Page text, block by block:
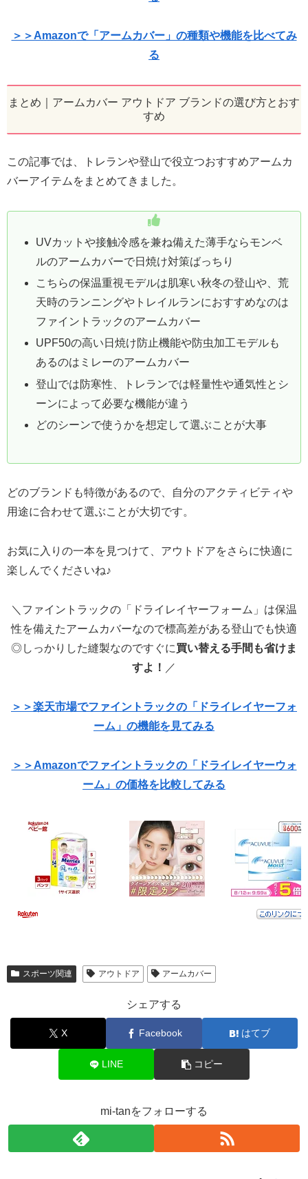
＞＞Amazonで「アームカバー」の種類や機能を比べてみ
る
まとめ｜アームカバー アウトドア ブランドの選び方とおす
すめ
この記事では、トレランや登山で役立つおすすめアームカ
バーアイテムをまとめてきました。
UVカットや接触冷感を兼ね備えた薄手ならモンベ
ルのアームカバーで日焼け対策ばっちり
こちらの保温重視モデルは肌寒い秋冬の登山や、荒
天時のランニングやトレイルランにおすすめなのは
ファイントラックのアームカバー
UPF50の高い日焼け防止機能や防虫加工モデルも
あるのはミレーのアームカバー
登山では防寒性、トレランでは軽量性や通気性とシ
ーンによって必要な機能が違う
どのシーンで使うかを想定して選ぶことが大事
どのブランドも特徴があるので、自分のアクティビティや
用途に合わせて選ぶことが大切です。
お気に入りの一本を見つけて、アウトドアをさらに快適に
楽しんでくださいね♪
＼ファイントラックの「ドライレイヤーフォーム」は保温
性を備えたアームカバーなので標高差がある登山でも快適
◎しっかりした縫製なのですぐに買い替える手間も省けま
すよ！ ／
＞＞楽天市場でファイントラックの「ドライレイヤーフォ
ーム」の機能を見てみる
＞＞Amazonでファイントラックの「ドライレイヤーウォ
ーム」の価格を比較してみる
スポーツ関連 アウトドア アームカバー
シェアする
X Facebook はてブ
LINE コピー
mi-tanをフォローする